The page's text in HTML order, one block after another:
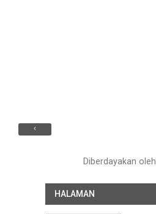
‹
Diberdayakan oleh
HALAMAN